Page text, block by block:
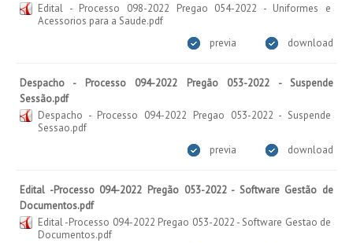
Edital - Processo 098-2022 Pregao 054-2022 - Uniformes e
Acessorios para a Saude.pdf
download
previa
Despacho - Processo 094-2022 Pregão 053-2022 - Suspende
Sessão.pdf
Despacho - Processo 094-2022 Pregao 053-2022 - Suspende
Sessao.pdf
download
previa
Edital -Processo 094-2022 Pregão 053-2022 - Software Gestão de
Documentos.pdf
Edital -Processo 094-2022 Pregao 053-2022 - Software Gestao de
Documentos.pdf